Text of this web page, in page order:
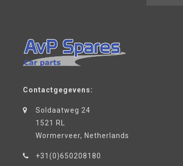
Contactgegevens:
Soldaatweg 24
1521 RL
Wormerveer, Netherlands
+31(0)650208180